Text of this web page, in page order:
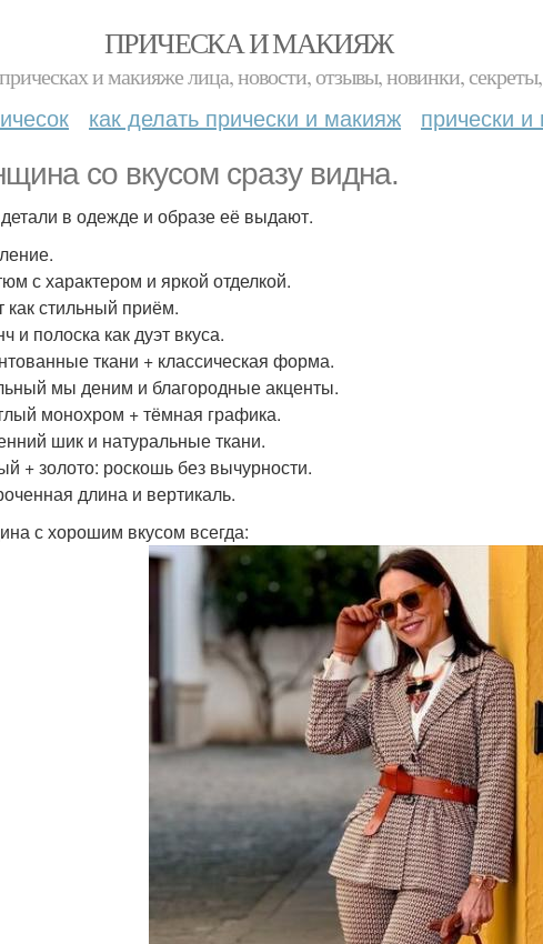
ПРИЧЕСКА И МАКИЯЖ
и макияже лица, новости, отзывы, новинки,
как делать прически и макияж прически
со вкусом сразу видна.
в одежде и образе её выдают.
с характером и яркой отделкой.
как стильный приём.
и полоска как дуэт вкуса.
ткани + классическая форма.
мы деним и благородные акценты.
монохром + тёмная графика.
шик и натуральные ткани.
+ золото: роскошь без вычурности.
длина и вертикаль.
с хорошим вкусом всегда: